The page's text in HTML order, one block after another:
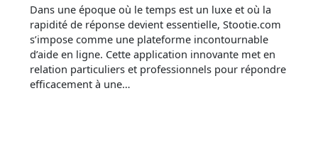
Dans une époque où le temps est un luxe et où la
rapidité de réponse devient essentielle, Stootie.com
s’impose comme une plateforme incontournable
d’aide en ligne. Cette application innovante met en
relation particuliers et professionnels pour répondre
efficacement à une…